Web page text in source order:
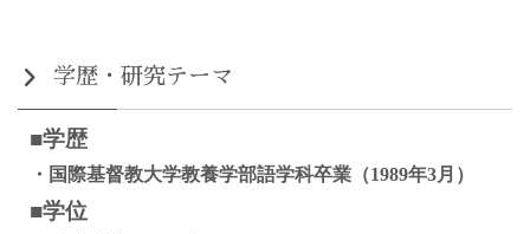
学歴・研究テーマ
■学歴
・国際基督教大学教養学部語学科卒業（1989年3月）
■学位